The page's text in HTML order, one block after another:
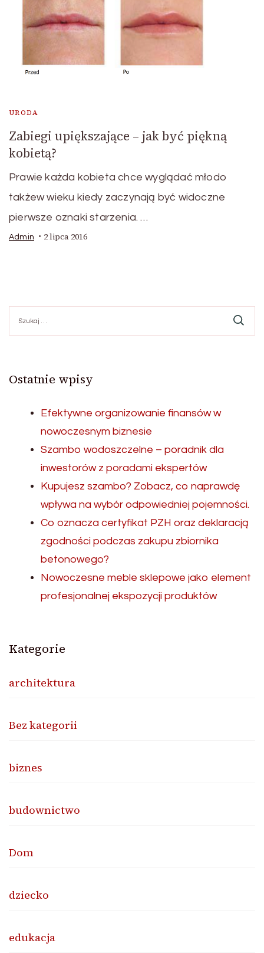
URODA
Zabiegi upiększające – jak być piękną
kobietą?
Prawie każda kobieta chce wyglądać młodo
takżew wieku kiedy zaczynają być widoczne
pierwsze oznaki starzenia. …
Admin 2 lipca 2016
Ostatnie wpisy
Efektywne organizowanie finansów w
nowoczesnym biznesie
Szambo wodoszczelne – poradnik dla
inwestorów z poradami ekspertów
Kupujesz szambo? Zobacz, co naprawdę
wpływa na wybór odpowiedniej pojemności.
Co oznacza certyfikat PZH oraz deklaracją
zgodności podczas zakupu zbiornika
betonowego?
Nowoczesne meble sklepowe jako element
profesjonalnej ekspozycji produktów
Kategorie
architektura
Bez kategorii
biznes
budownictwo
Dom
dziecko
edukacja